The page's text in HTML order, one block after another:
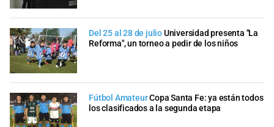
Del 25 al 28 de julioUniversidad presenta "La
Reforma", un torneo a pedir de los niños
Fútbol AmateurCopa Santa Fe: ya están todos
los clasificados a la segunda etapa